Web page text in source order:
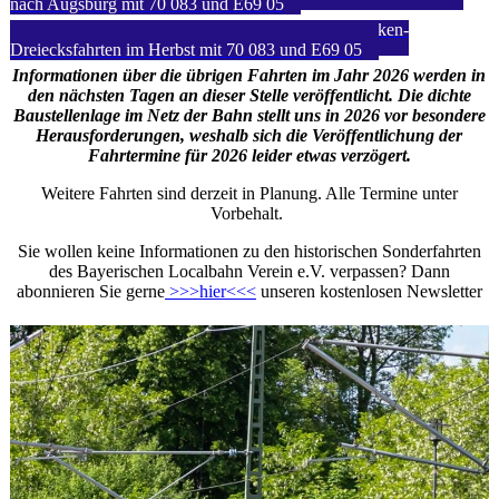
25. Oktober 2026: Historische Münchner Isarbrücken-
Dreiecksfahrten im Herbst mit 70 083 und E69 05
Informationen über die übrigen Fahrten im Jahr 2026 werden in
den nächsten Tagen an dieser Stelle veröffentlicht. Die dichte
Baustellenlage im Netz der Bahn stellt uns in 2026 vor besondere
Herausforderungen, weshalb sich die Veröffentlichung der
Fahrtermine für 2026 leider etwas verzögert.
Weitere Fahrten sind derzeit in Planung. Alle Termine unter
Vorbehalt.
Sie wollen keine Informationen zu den historischen Sonderfahrten
des Bayerischen Localbahn Verein e.V. verpassen? Dann
abonnieren Sie gerne>>>hier<<<unseren kostenlosen Newsletter